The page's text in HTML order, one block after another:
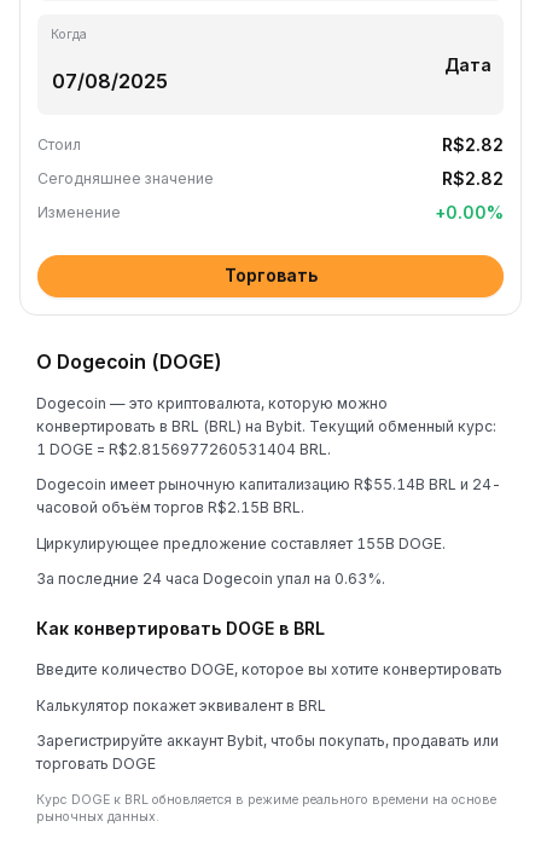
Когда
Дата
Стоил R$2.82
Сегодняшнее значение R$2.82
Изменение +0.00%
Торговать
О Dogecoin (DOGE)
Dogecoin — это криптовалюта, которую можно
конвертировать в BRL (BRL) на Bybit. Текущий обменный курс:
1 DOGE = R$2.8156977260531404 BRL.
Dogecoin имеет рыночную капитализацию R$55.14B BRL и 24-
часовой объём торгов R$2.15B BRL.
Циркулирующее предложение составляет 155B DOGE.
За последние 24 часа Dogecoin упал на 0.63%.
Как конвертировать DOGE в BRL
Введите количество DOGE, которое вы хотите конвертировать
Калькулятор покажет эквивалент в BRL
Зарегистрируйте аккаунт Bybit, чтобы покупать, продавать или
торговать DOGE
Курс DOGE к BRL обновляется в режиме реального времени на основе
рыночных данных.